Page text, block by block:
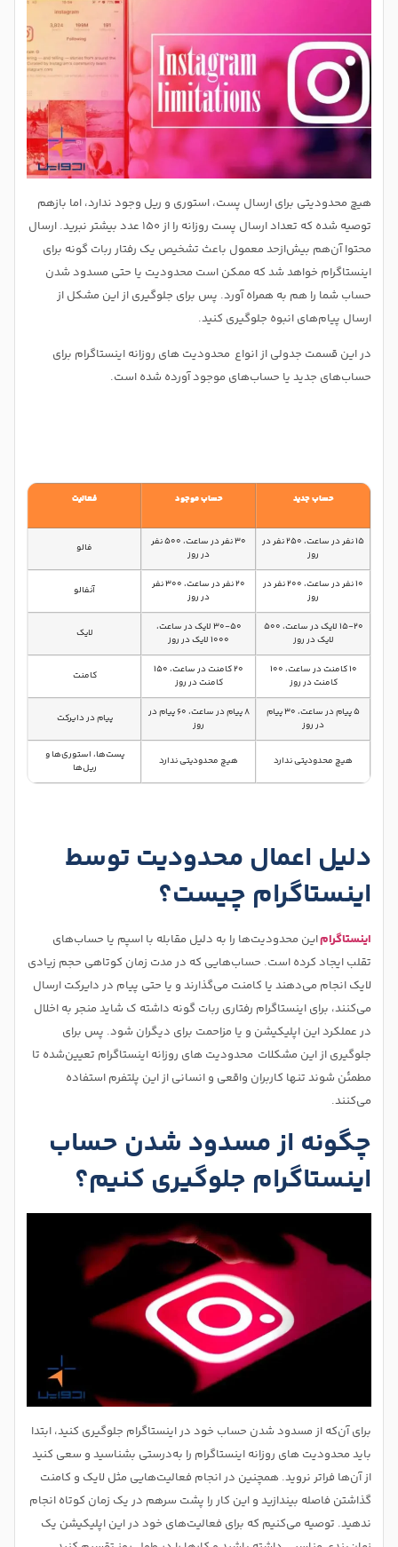
هیچ محدودیتی برای ارسال پست، استوری و ریل وجود ندارد، اما بازهم
توصیه شده که تعداد ارسال پست روزانه را از ۱۵۰ عدد بیشتر نبرید. ارسال
محتوا آن‌هم بیش‌ازحد معمول باعث تشخیص یک رفتار ربات گونه برای
اینستاگرام خواهد شد که ممکن است محدودیت یا حتی مسدود شدن
حساب شما را هم به همراه آورد. پس برای جلوگیری از این مشکل از
ارسال پیام‌های انبوه جلوگیری کنید.
در این قسمت جدولی از انواع محدودیت‌ های روزانه اینستاگرام برای
حساب‌های جدید یا حساب‌های موجود آورده شده است.
حساب جدید حساب موجود فعالیت
۱۵ نفر در ساعت، ۲۵۰ نفر در
روز
۳۰ نفر در ساعت، ۵۰۰ نفر
در روز
فالو
۱۰ نفر در ساعت، ۲۰۰ نفر در
روز
۲۰ نفر در ساعت، ۳۰۰ نفر
در روز
آنفالو
۱۵-۲۰ لایک در ساعت، ۵۰۰
لایک در روز
۳۰-۵۰ لایک در ساعت،
۱۰۰۰ لایک در روز
لایک
۱۰ کامنت در ساعت، ۱۰۰
کامنت در روز
۲۰ کامنت در ساعت، ۱۵۰
کامنت در روز
کامنت
۵ پیام در ساعت، ۳۰ پیام
در روز
۸ پیام در ساعت، ۶۰ پیام در
روز
پیام در دایرکت
هیچ محدودیتی ندارد هیچ محدودیتی ندارد
پست‌ها، استوری‌ها و
ریل‌ها
دلیل اعمال محدودیت توسط
اینستاگرام چیست؟
اینستاگراماین محدودیت‌ها را به دلیل مقابله با اسپم یا حساب‌های
تقلب ایجاد کرده است. حساب‌هایی که در مدت زمان کوتاهی حجم زیادی
لایک انجام می‌دهند یا کامنت می‌گذارند و یا حتی پیام در دایرکت ارسال
می‌کنند، برای اینستاگرام رفتاری ربات گونه داشته ک شاید منجر به اخلال
در عملکرد این اپلیکیشن و یا مزاحمت برای دیگران شود. پس برای
جلوگیری از این مشکلات محدودیت‌ های روزانه اینستاگرام تعیین‌شده تا
مطمئن شوند تنها کاربران واقعی و انسانی از این پلتفرم استفاده
می‌کنند.
چگونه از مسدود شدن حساب
اینستاگرام جلوگیری کنیم؟
برای آن‌که از مسدود شدن حساب خود در اینستاگرام جلوگیری کنید، ابتدا
باید محدودیت‌ های روزانه اینستاگرام را به‌درستی بشناسید و سعی کنید
از آن‌ها فراتر نروید. همچنین در انجام فعالیت‌هایی مثل لایک و کامنت
گذاشتن فاصله بیندازید و این کار را پشت سرهم در یک زمان کوتاه انجام
ندهید. توصیه می‌کنیم که برای فعالیت‌های خود در این اپلیکیشن یک